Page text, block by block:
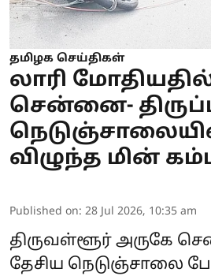
தமிழக செய்திகள்
லாரி
சென்னை-
விழுந்த மின்
Published on: 28 Jul 2026, 10:35 am
திருவள்ளூர் அருகே
தேசிய நெடுஞ்சாலை